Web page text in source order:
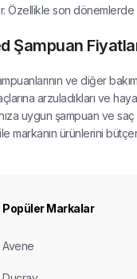
Özellikle son dönemlerde
Şampuan
ve diğer
arzuladıkları ve
uygun şampuan ve saç
markanın ürünlerini
Popüler Markalar
Avene